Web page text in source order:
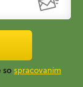
so spracovaním